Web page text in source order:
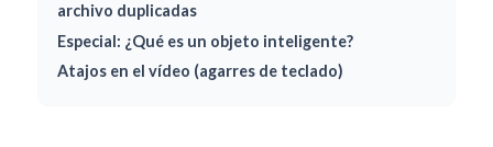
archivo duplicadas
Especial: ¿Qué es un objeto inteligente?
Atajos en el vídeo (agarres de teclado)